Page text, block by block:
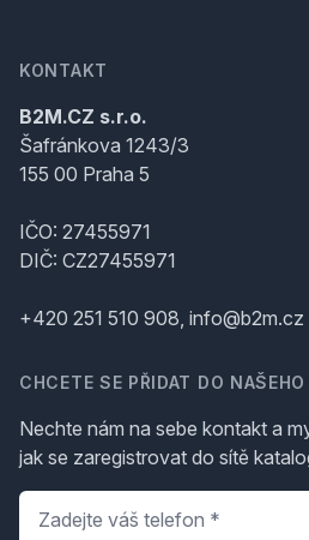
KONTAKT
B2M.CZ s.r.o.
Šafránkova 1243/3
155 00 Praha 5
IČO: 27455971
DIČ: CZ27455971
+420 251 510 908, info@b2m.cz
CHCETE SE PŘIDAT DO
Nechte nám na sebe kontakt a
jak se zaregistrovat do sítě
Telefon